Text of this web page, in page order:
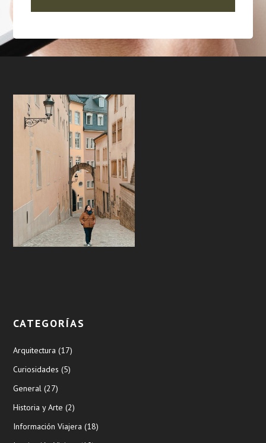
CATEGORÍAS
Arquitectura (17)
Curiosidades (5)
General (27)
Historia y Arte (2)
Información Viajera (18)